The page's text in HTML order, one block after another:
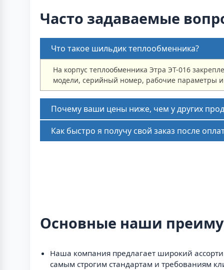
Часто задаваемые
Что такое шильдик теплообменника?
На корпус теплообменника Этра ЭТ-016
модели, серийный номер, рабочие параметры и
Почему ваши цены ниже, чем у других
Как быстро я получу свой заказ после
Основные наши
Наша компания предлагает широкий
самым строгим стандартам и требованиям